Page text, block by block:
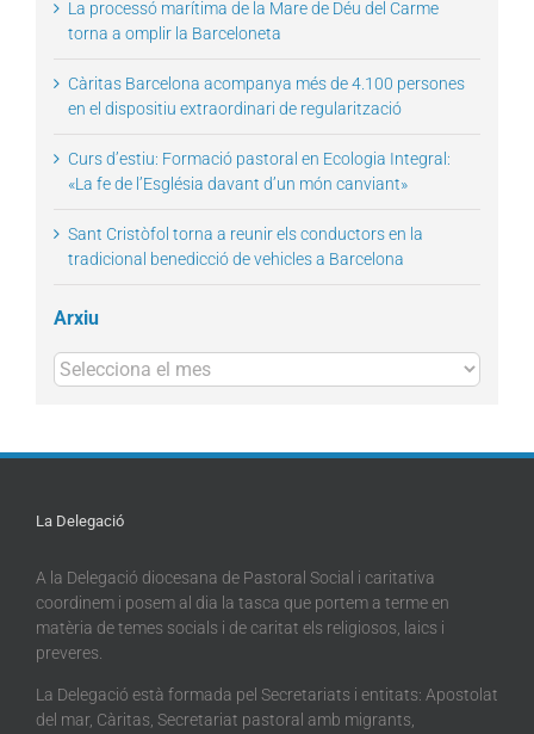
La processó marítima de la Mare de Déu del Carme
torna a omplir la Barceloneta
Càritas Barcelona acompanya més de 4.100 persones
en el dispositiu extraordinari de regularització
Curs d’estiu: Formació pastoral en Ecologia Integral:
«La fe de l’Església davant d’un món canviant»
Sant Cristòfol torna a reunir els conductors en la
tradicional benedicció de vehicles a Barcelona
Arxiu
Arxius
La Delegació
A la Delegació diocesana de Pastoral Social i caritativa
coordinem i posem al dia la tasca que portem a terme en
matèria de temes socials i de caritat els religiosos, laics i
preveres.
La Delegació està formada pel Secretariats i entitats: Apostolat
del mar, Càritas, Secretariat pastoral amb migrants,